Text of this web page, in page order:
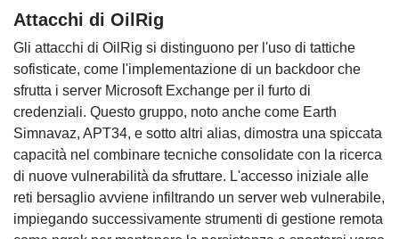
Attacchi di OilRig
Gli attacchi di OilRig si distinguono per l'uso di tattiche
sofisticate, come l'implementazione di un backdoor che
sfrutta i server Microsoft Exchange per il furto di
credenziali. Questo gruppo, noto anche come Earth
Simnavaz, APT34, e sotto altri alias, dimostra una spiccata
capacità nel combinare tecniche consolidate con la ricerca
di nuove vulnerabilità da sfruttare. L'accesso iniziale alle
reti bersaglio avviene infiltrando un server web vulnerabile,
impiegando successivamente strumenti di gestione remota